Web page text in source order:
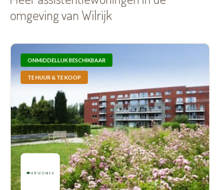
omgeving van Wilrijk
ONMIDDELLIJK BESCHIKBAAR
TE HUUR & TE KOOP